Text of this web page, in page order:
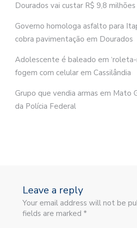
Dourados vai custar R$ 9,8 milhões
Governo homologa asfalto para
cobra pavimentação em Dourados
Adolescente é baleado em ‘roleta-
fogem com celular em Cassilândia
Grupo que vendia armas em Mato
da Polícia Federal
Leave a reply
Your email address will not be
fields are marked *